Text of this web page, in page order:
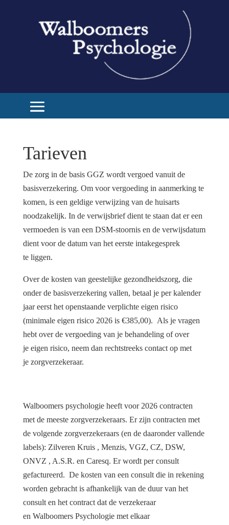
Tarieven
De zorg in de basis GGZ wordt vergoed vanuit de
basisverzekering. Om voor vergoeding in aanmerking te
komen, is een geldige verwijzing van de huisarts
noodzakelijk. In de verwijsbrief dient te staan dat er een
vermoeden is van een DSM-stoornis en de verwijsdatum
dient voor de datum van het eerste intakegesprek
te liggen.
Over de kosten van geestelijke gezondheidszorg, die
onder de basisverzekering vallen, betaal je per kalender
jaar eerst het openstaande verplichte eigen risico
(minimale eigen risico 2026 is €385,00). Als je vragen
hebt over de vergoeding van je behandeling of over
je eigen risico, neem dan rechtstreeks contact op met
je zorgverzekeraar.
Walboomers psychologie heeft voor 2026 contracten
met de meeste zorgverzekeraars. Er zijn contracten met
de volgende zorgverzekeraars (en de daaronder vallende
labels): Zilveren Kruis , Menzis, VGZ, CZ, DSW,
ONVZ , A.S.R. en Caresq. Er wordt per consult
gefactureerd. De kosten van een consult die in rekening
worden gebracht is afhankelijk van de duur van het
consult en het contract dat de verzekeraar
en Walboomers Psychologie met elkaar